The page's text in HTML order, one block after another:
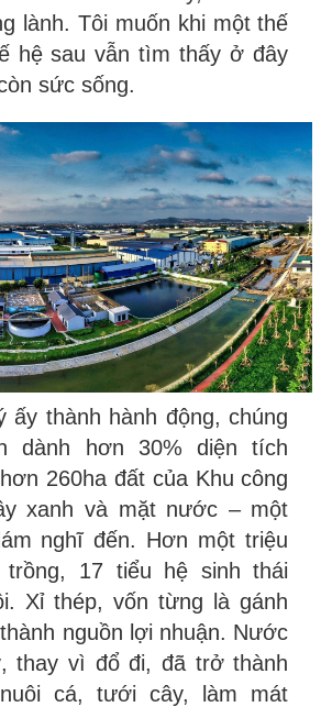
lành. Tôi muốn khi một thế
hệ sau vẫn tìm thấy ở đây
sức sống.
ấy thành hành động, chúng
dành hơn 30% diện tích
260ha đất của Khu công
xanh và mặt nước – một
nghĩ đến. Hơn một triệu
17 tiểu hệ sinh thái
Xỉ thép, vốn từng là gánh
nguồn lợi nhuận. Nước
thay vì đổ đi, đã trở thành
cá, tưới cây, làm mát